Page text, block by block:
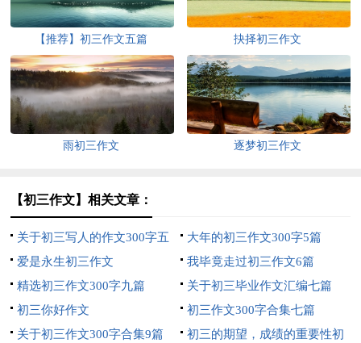
【推荐】初三作文五篇 抉择初三作文
雨初三作文 逐梦初三作文
【初三作文】相关文章：
关于初三写人的作文300字五
篇
大年的初三作文300字5篇
爱是永生初三作文
我毕竟走过初三作文6篇
精选初三作文300字九篇
关于初三毕业作文汇编七篇
初三你好作文
初三作文300字合集七篇
关于初三作文300字合集9篇
初三的期望，成绩的重要性初